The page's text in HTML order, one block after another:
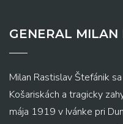
GENERAL MILAN
Milan Rastislav Štefánik
Košariskách a tragicky
mája 1919 v Ivánke pri